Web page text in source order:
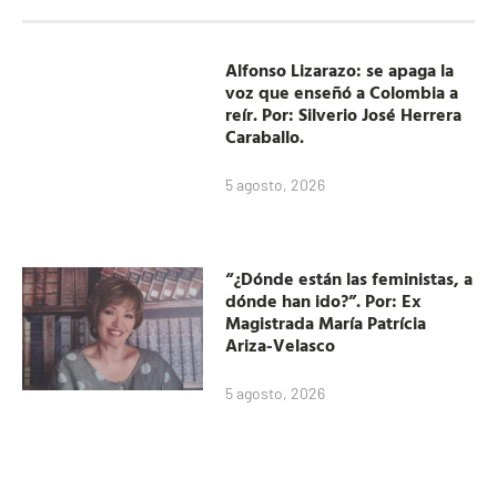
Alfonso Lizarazo: se apaga la
voz que enseñó a Colombia a
reír. Por: Silverio José Herrera
Caraballo.
5 agosto, 2026
“¿Dónde están las feministas, a
dónde han ido?”. Por: Ex
Magistrada María Patrícia
Ariza-Velasco
5 agosto, 2026